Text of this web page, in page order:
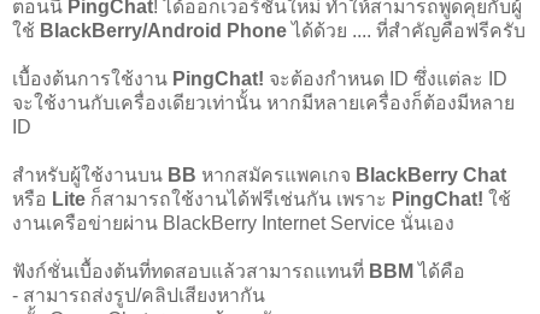
ตอนนี้ PingChat! ได้ออกเวอร์ชั่นใหม่ ทำให้สามารถพูดคุยกับผู้
ใช้ BlackBerry/Android Phoneได้ด้วย .... ที่สำคัญคือฟรีครับ
เบื้องต้นการใช้งาน PingChat! จะต้องกำหนด ID ซึ่งแต่ละ ID
จะใช้งานกับเครื่องเดียวเท่านั้น หากมีหลายเครื่องก็ต้องมีหลาย
ID
สำหรับผู้ใช้งานบน BB หากสมัครแพคเกจ BlackBerry Chat
หรือ Lite ก็สามารถใช้งานได้ฟรีเช่นกัน เพราะ PingChat! ใช้
งานเครือข่ายผ่าน BlackBerry Internet Service นั่นเอง
ฟังก์ชั่นเบื้องต้นที่ทดสอบแล้วสามารถแทนที่ BBM ได้คือ
- สามารถส่งรูป/คลิปเสียงหากัน